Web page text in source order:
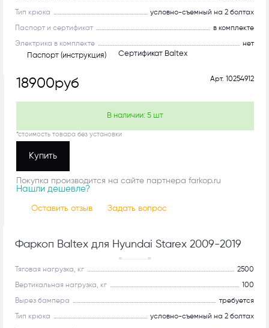
Тип крюка условно-съемный на 2 болтах
Паспорт и сертификат в комплекте
Электрика в комплекте нет
Паспорт (инструкция) Сертификат Baltex
Арт. 10254912
18900руб
В наличии: 5 шт
*стоимость товара без установки
Купить
Покупка производится на сайте партнера farkop.ru
Нашли дешевле?
Оставить отзыв Задать вопрос
Фаркоп Baltex для Hyundai Starex 2009-2019
Рекомендуем
Тяговая нагрузка, кг 2500
Вертикальная нагрузка, кг 100
Вырез бампера требуется
Тип крюка условно-съемный на 2 болтах